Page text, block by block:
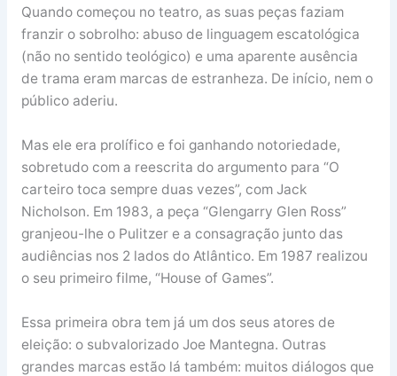
Quando começou no teatro, as suas peças faziam
franzir o sobrolho: abuso de linguagem escatológica
(não no sentido teológico) e uma aparente ausência
de trama eram marcas de estranheza. De início, nem o
público aderiu.
Mas ele era prolífico e foi ganhando notoriedade,
sobretudo com a reescrita do argumento para “O
carteiro toca sempre duas vezes”, com Jack
Nicholson. Em 1983, a peça “Glengarry Glen Ross”
granjeou-lhe o Pulitzer e a consagração junto das
audiências nos 2 lados do Atlântico. Em 1987 realizou
o seu primeiro filme, “House of Games”.
Essa primeira obra tem já um dos seus atores de
eleição: o subvalorizado Joe Mantegna. Outras
grandes marcas estão lá também: muitos diálogos que